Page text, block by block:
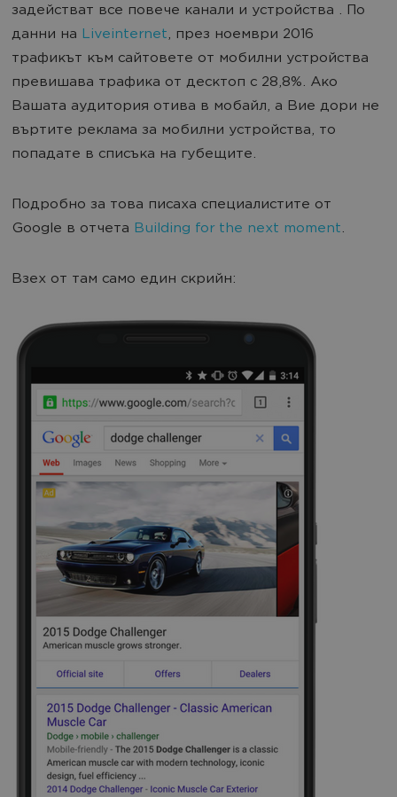
задействат все повече канали и устройства . По
данни на Liveinternet, през ноември 2016
трафикът към сайтовете от мобилни устройства
превишава трафика от десктоп с 28,8%. Ако
Вашата аудитория отива в мобайл, а Вие дори не
въртите реклама за мобилни устройства, то
попадате в списъка на губещите.
Подробно за това писаха специалистите от
Google в отчета Building for the next moment.
Взех от там само един скрийн: